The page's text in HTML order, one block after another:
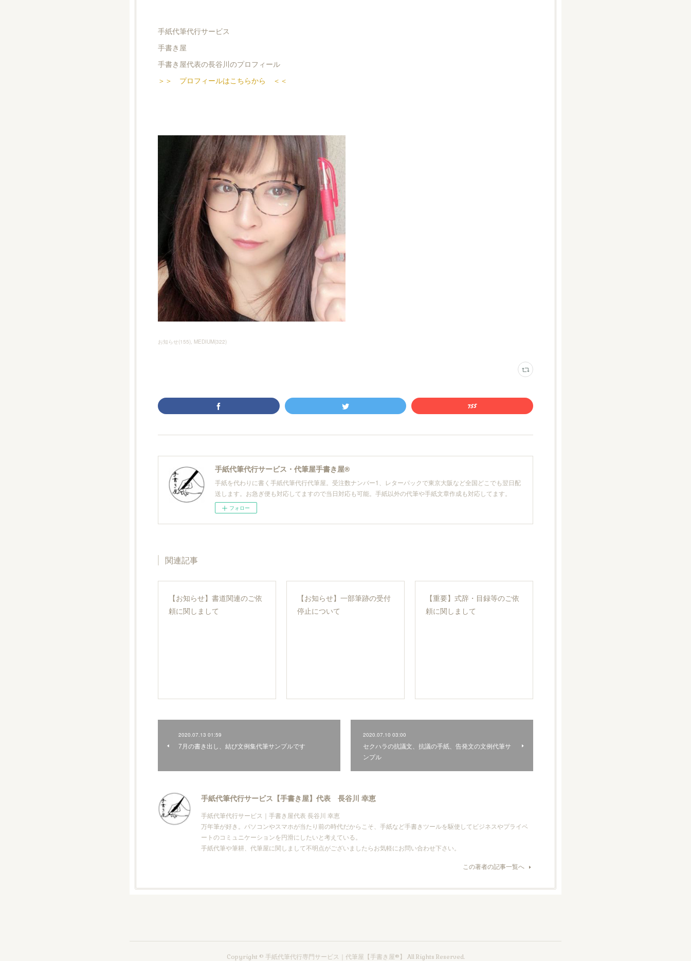
手紙代筆代行サービス
手書き屋
手書き屋代表の長谷川のプロフィール
＞＞ プロフィールはこちらから ＜＜
お知らせ(155) MEDIUM(322)
手紙代筆代行サービス・代筆屋手書き屋®
手紙を代わりに書く手紙代筆代行代筆屋。受注数ナンバー1、レターパックで東京大阪など全国どこでも翌日配
送します。お急ぎ便も対応してますので当日対応も可能。手紙以外の代筆や手紙文章作成も対応してます。
フォロー
関連記事
【お知らせ】書道関連のご依
頼に関しまして
【お知らせ】一部筆跡の受付
停止について
【重要】式辞・目録等のご依
頼に関しまして
2020.07.13 01:59
7月の書き出し、結び文例集代筆サンプルです
2020.07.10 03:00
セクハラの抗議文、抗議の手紙、告発文の文例代筆サ
ンプル
手紙代筆代行サービス【手書き屋】代表 長谷川 幸恵
手紙代筆代行サービス｜手書き屋代表 長谷川 幸恵
万年筆が好き。パソコンやスマホが当たり前の時代だからこそ、手紙など手書きツールを駆使してビジネスやプライベ
ートのコミュニケーションを円滑にしたいと考えている。
手紙代筆や筆耕、代筆屋に関しまして不明点がございましたらお気軽にお問い合わせ下さい。
この著者の記事一覧へ
Copyright © 手紙代筆代行専門サービス｜代筆屋【手書き屋®】 All Rights Reserved.